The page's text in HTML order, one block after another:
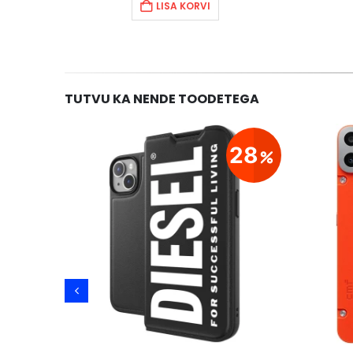
LISA KORVI
TUTVU KA NENDE TOODETEGA
28